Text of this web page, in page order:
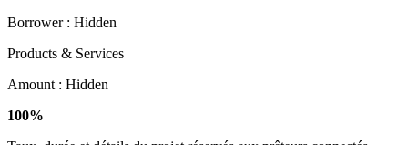
Borrower : Hidden
Products & Services
Amount : Hidden
100%